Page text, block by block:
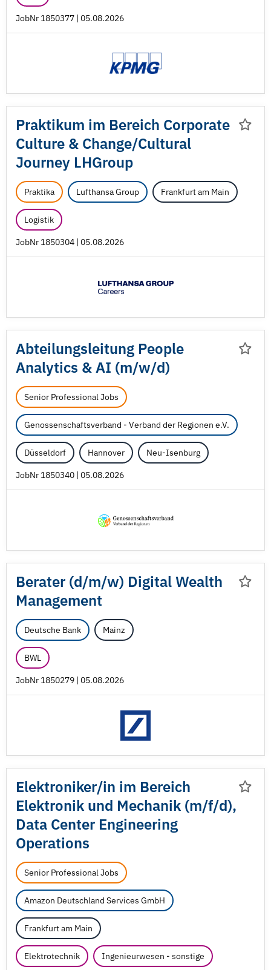
JobNr 1850377 | 05.08.2026
Praktikum im Bereich Corporate
Culture & Change/Cultural
Journey LHGroup
Praktika Lufthansa Group Frankfurt am Main
Logistik
JobNr 1850304 | 05.08.2026
Abteilungsleitung People
Analytics & AI (m/w/d)
Senior Professional Jobs
Genossenschaftsverband - Verband der Regionen e.V.
Düsseldorf Hannover Neu-Isenburg
JobNr 1850340 | 05.08.2026
Berater (d/m/w) Digital Wealth
Management
Deutsche Bank Mainz
BWL
JobNr 1850279 | 05.08.2026
Elektroniker/in im Bereich
Elektronik und Mechanik (m/f/d),
Data Center Engineering
Operations
Senior Professional Jobs
Amazon Deutschland Services GmbH
Frankfurt am Main
Elektrotechnik Ingenieurwesen - sonstige